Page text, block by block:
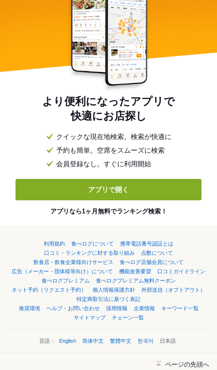
より便利になったアプリで
快適にお店探し
クイックな現在地検索。検索が快適に
予約も簡単。空席をスムーズに検索
会員登録なし。すぐに利用開始
アプリで開く
アプリなら1ヶ月無料でランキング検索！
利用規約 食べログについて
携帯電話番号認証とは
口コミ・ランキングに対する取り組み
点数について
飲食店・飲食企業様向けサービス
食べログ店舗会員について
広告（メーカー・団体様等向け）について
機能改善要望
口コミガイドライン
食べログプレミアム
食べログプレミアム無料クーポン
ネット予約（リクエスト予約）
個人情報保護方針
外部送信（オプトアウト）
特定商取引法に基づく表記
推奨環境
ヘルプ・お問い合わせ 採用情報 企業情報
キーワード一覧
サイトマップ
チェーン一覧
言語： English 简体中文 繁體中文 한국어 日本語
ページの先頭へ